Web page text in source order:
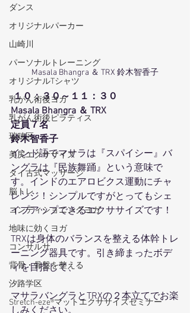
ダンス
オリジナルパーカー
山崎川
パーソナルトレーニング
オリジナルTシャツ
乳がん術後ヨガ
乳がん術後ピラティス
瑞穂区
美尻エクササイズ
タイ古式マッサージ
脳トレ
コンディショニングヨガ
地味に効くヨガ
コンサルサ
背骨・骨盤を整える
汐路学区
Stretch-eze®マットエクササイズセミナー
Masala Bhangra ＆ TRX 鈴木智香子
１０：３０～１１：３０
Masala Bhangra ＆ TRX
定員７名
鈴木智香子
インド語でマサラは『スパイシー』バ
ングラは『民族舞踊』という意味で
す。インドのエアロビクス運動にチャ
レンジ！シンプルですがとってもシェ
イプアップできるエクササイズです！
TRXは身体のバランスを整える体幹トレ
ーニング器具です。引き締まったボデ
ィを目指して、
マサラバングラとTRXの２本立てでお楽
しみください。